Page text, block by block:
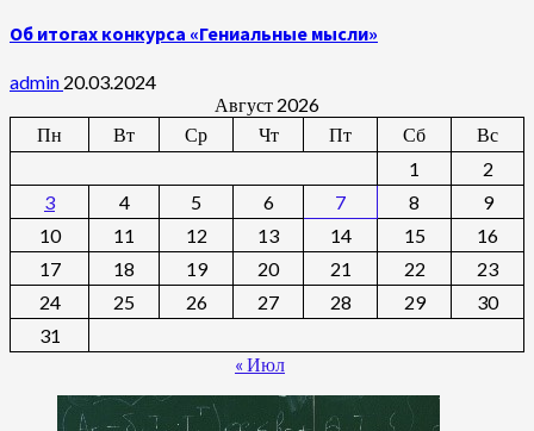
Об итогах конкурса «Гениальные мысли»
admin 20.03.2024
Август 2026
Пн
Вт Ср Чт Пт Сб
Вс
1
2
3
4 5 6 7 8
9
10
11 12 13 14 15
16
17
18 19 20 21 22
23
24
25 26 27 28 29
30
31
« Июл